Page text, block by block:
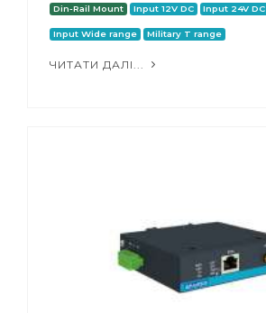
Din-Rail Mount Input 12V DC Input 24V DC
Input Wide range Military T range
ЧИТАТИ ДАЛІ...